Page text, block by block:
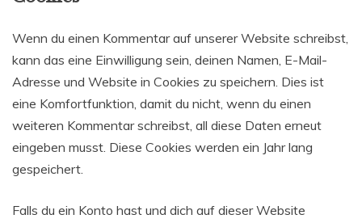
Wenn du einen Kommentar auf unserer Website schreibst,
kann das eine Einwilligung sein, deinen Namen, E-Mail-
Adresse und Website in Cookies zu speichern. Dies ist
eine Komfortfunktion, damit du nicht, wenn du einen
weiteren Kommentar schreibst, all diese Daten erneut
eingeben musst. Diese Cookies werden ein Jahr lang
gespeichert.
Falls du ein Konto hast und dich auf dieser Website